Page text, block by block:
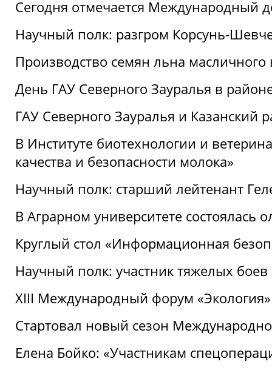
Сегодня отмечается Международный
Научный полк: разгром Корсунь-
Производство семян льна
День ГАУ Северного Зауралья в
ГАУ Северного Зауралья и Казанский
В Институте биотехнологии и
качества и безопасности молока»
Научный полк: старший лейтенант
В Аграрном университете состоялась
Круглый стол «Информационная
Научный полк: участник тяжелых
XIII Международный форум
Стартовал новый сезон
Елена Бойко: «Участникам